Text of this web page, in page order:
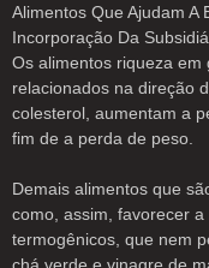
Alimentos Que Ajudam A
Incorporação Da
Os alimentos riqueza
relacionados na direção
colesterol, aumentam a
fim de a perda de peso.
Demais alimentos que
como, assim, favorecer
termogênicos, que nem
chá verde e vinagre de